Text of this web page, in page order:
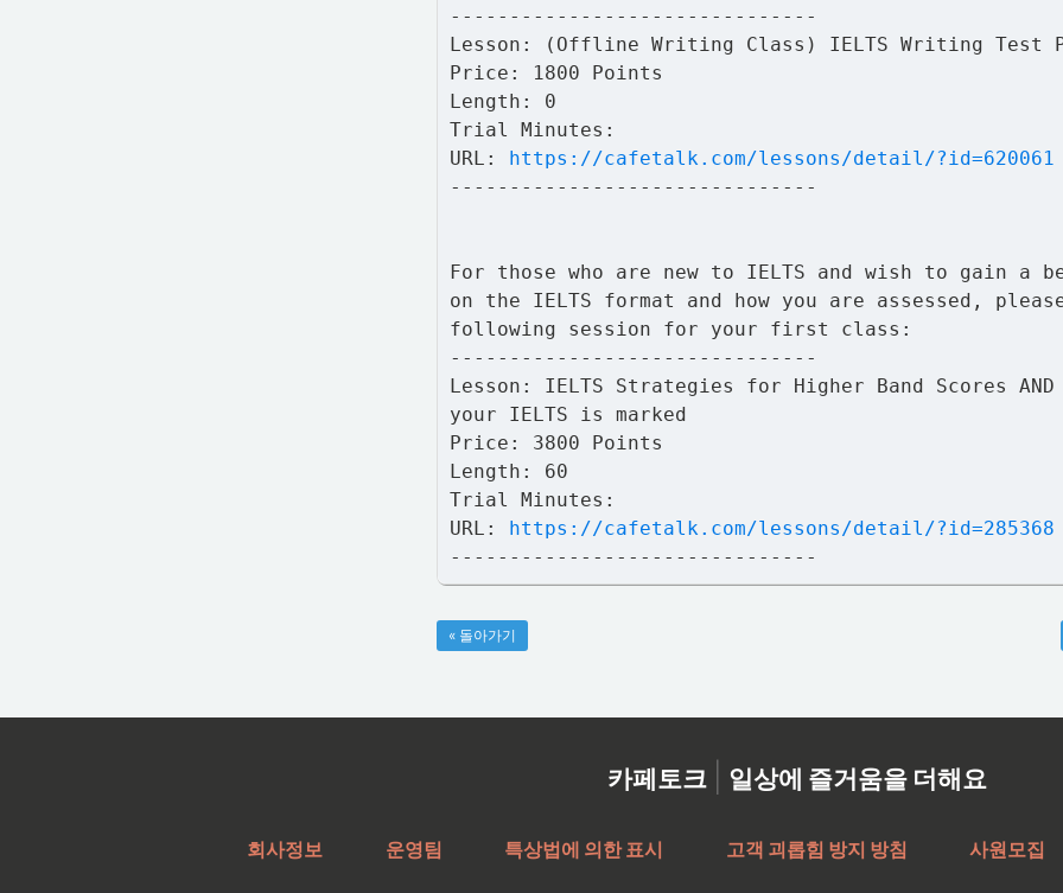
-------------------------------
Lesson: (Offline Writing Class) IELTS Writing Test
Price: 1800 Points
Length: 0
Trial Minutes:
URL: https://cafetalk.com/lessons/detail/?id=620061
-------------------------------
For those who are new to IELTS and wish to gain a
on the IELTS format and how you are assessed,
following session for your first class:
-------------------------------
Lesson: IELTS Strategies for Higher Band Scores AND
your IELTS is marked
Price: 3800 Points
Length: 60
Trial Minutes:
URL: https://cafetalk.com/lessons/detail/?id=285368
-------------------------------
« 돌아가기
카페토크 | 일상에 즐거움을 더해요
회사정보 운영팀 특상법에 의한 표시 고객 괴롭힘 방지 방침 사원모집